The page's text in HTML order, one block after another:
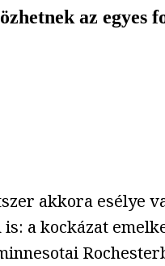
az
akkora
a kockázat